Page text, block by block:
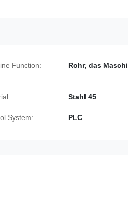
Function: Rohr, das
Stahl 45
System: PLC